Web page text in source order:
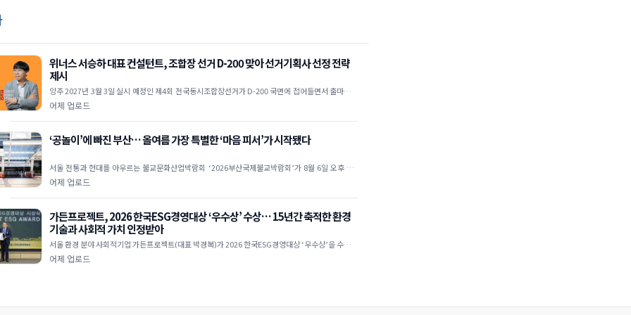
위너스 서승하 대표 컨설턴트, 조합장 선거 D-200 맞아 선거기획사 선정 전략
제시
양주 2027년 3월 3일 실시 예정인 제4회 전국동시조합장선거가 D-200 국면에 접어들면서 출마예정
자들의 선거 준비가 본격화되고 있다.위너스 서승하 대표 컨설턴트 조합장선거는
어제 업로드
‘공놀이’에 빠진 부산… 올여름 가장 특별한 ‘마음 피서’가 시작됐다
서울 전통과 현대를 아우르는 불교문화산업박람회 ‘2026부산국제불교박람회’가 8월 6일 오후 2시
부산 벡스코(BEXCO) 제1전시장 3홀 특설무대에서 열린 개막식을 시작으로 나흘
어제 업로드
가든프로젝트, 2026 한국ESG경영대상 ‘우수상’ 수상… 15년간 축적한 환경
기술과 사회적 가치 인정받아
서울 환경 분야 사회적기업 가든프로젝트(대표 박경복)가 2026 한국ESG경영대상 ‘우수상’을 수상했
다. 이번 수상은 지난 15년간 도시농업, 빗물순환, 환경복지, 환경교육 등 다
어제 업로드